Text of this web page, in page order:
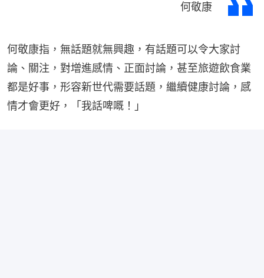
何敬康
何敬康指，無話題就無興趣，有話題可以令大家討
論、關注，對增進感情、正面討論，甚至旅遊飲食業
都是好事，形容新世代需要話題，繼續健康討論，感
情才會更好，「我話啤嘅！」